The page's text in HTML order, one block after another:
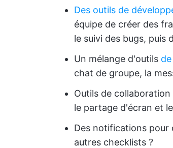
Des outils de
équipe de créer des
le suivi des bugs, puis
Un mélange d'outils
chat de groupe, la
Outils de
le partage d'écran et
Des notifications pour
autres checklists ?